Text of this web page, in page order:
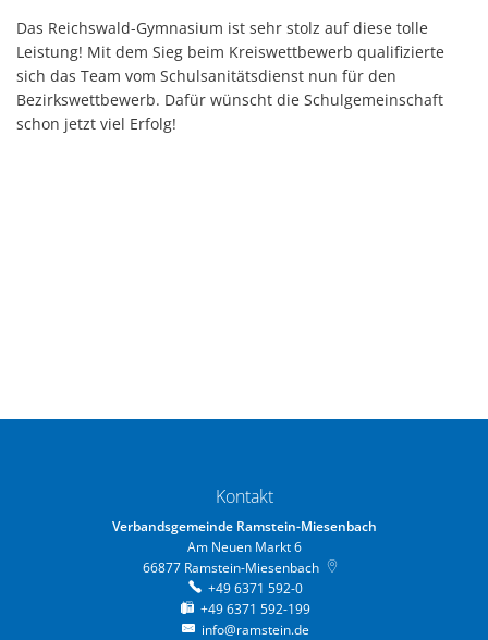
Das Reichswald-Gymnasium ist sehr stolz auf diese tolle
Leistung! Mit dem Sieg beim Kreiswettbewerb qualifizierte
sich das Team vom Schulsanitätsdienst nun für den
Bezirkswettbewerb. Dafür wünscht die Schulgemeinschaft
schon jetzt viel Erfolg!
Kontakt
Verbandsgemeinde Ramstein-Miesenbach
Am Neuen Markt 6
66877 Ramstein-Miesenbach
+49 6371 592-0
+49 6371 592-199
info@ramstein.de